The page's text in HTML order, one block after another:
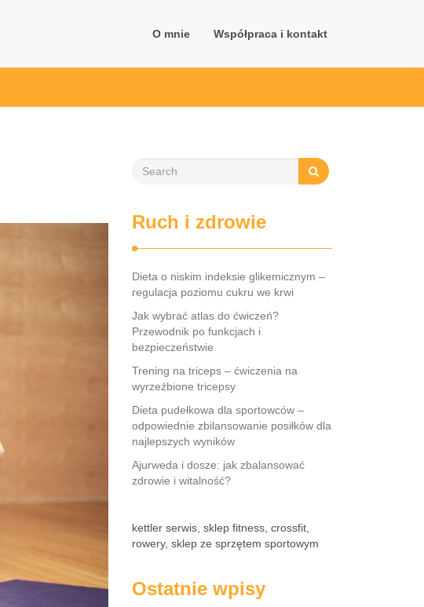
O mnie Współpraca i kontakt
Ruch i zdrowie
Dieta o niskim indeksie glikemicznym –
regulacja poziomu cukru we krwi
Jak wybrać atlas do ćwiczeń?
Przewodnik po funkcjach i
bezpieczeństwie
Trening na triceps – ćwiczenia na
wyrzeźbione tricepsy
Dieta pudełkowa dla sportowców –
odpowiednie zbilansowanie posiłków dla
najlepszych wyników
Ajurweda i dosze: jak zbalansować
zdrowie i witalność?
kettler serwis, sklep fitness, crossfit,
rowery, sklep ze sprzętem sportowym
Ostatnie wpisy